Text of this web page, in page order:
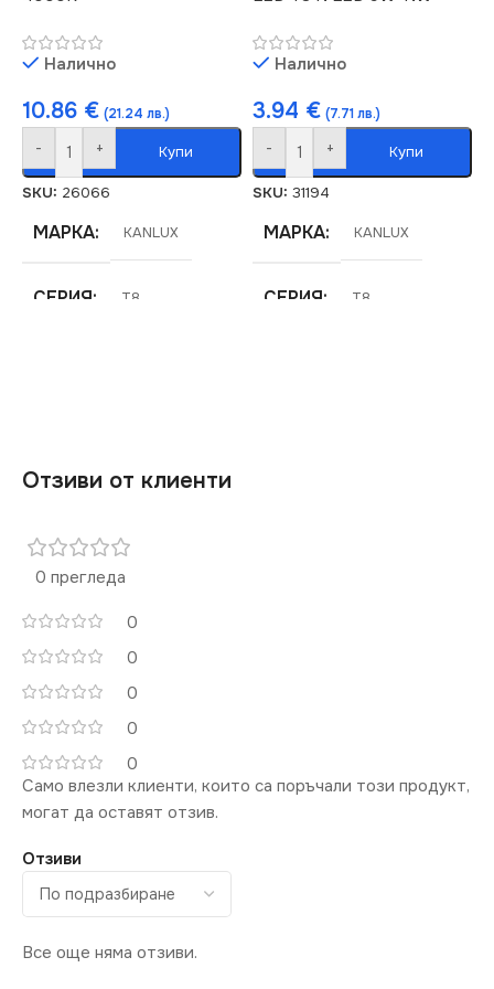
НАПРЕЖЕНИЕ (V)
220V
МОЩНОСТ (W)
СВЕТЛИНЕН ПОТОК
МОЩНОСТ (W)
СВЕТЛИНЕН ПОТОК
(LM)
Налично
10.86 € (21.24 лв.)
- + Купи
SKU: 26066
МАРКА KANLUX
СЕРИЯ T8
МОЩНОСТ (W) 24
ЦОКЪЛ G13
ДИМИРАНЕ
Не се димира
ЦВЕТНА
ТЕМПЕРАТУРА (K)
4000
СВЕТЛИНЕН ПОТОК
(LM)
3360
Налично
3.94 € (7.71 лв.)
- + Купи
SKU: 31194
МАРКА KANLUX
СЕРИЯ T8
Отзиви от клиенти
0 прегледа
0
0
0
0
0
Отзиви
Все още няма отзиви.
Само влезли клиенти, които са поръчали този продукт,
могат да оставят отзив.